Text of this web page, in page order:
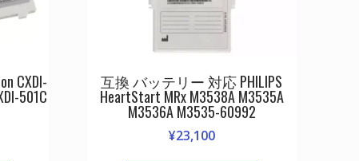
CXDI-
501C
互換 バッテリー 対応 PHILIPS
HeartStart MRx M3538A M3535A
M3536A M3535-60992
¥23,100